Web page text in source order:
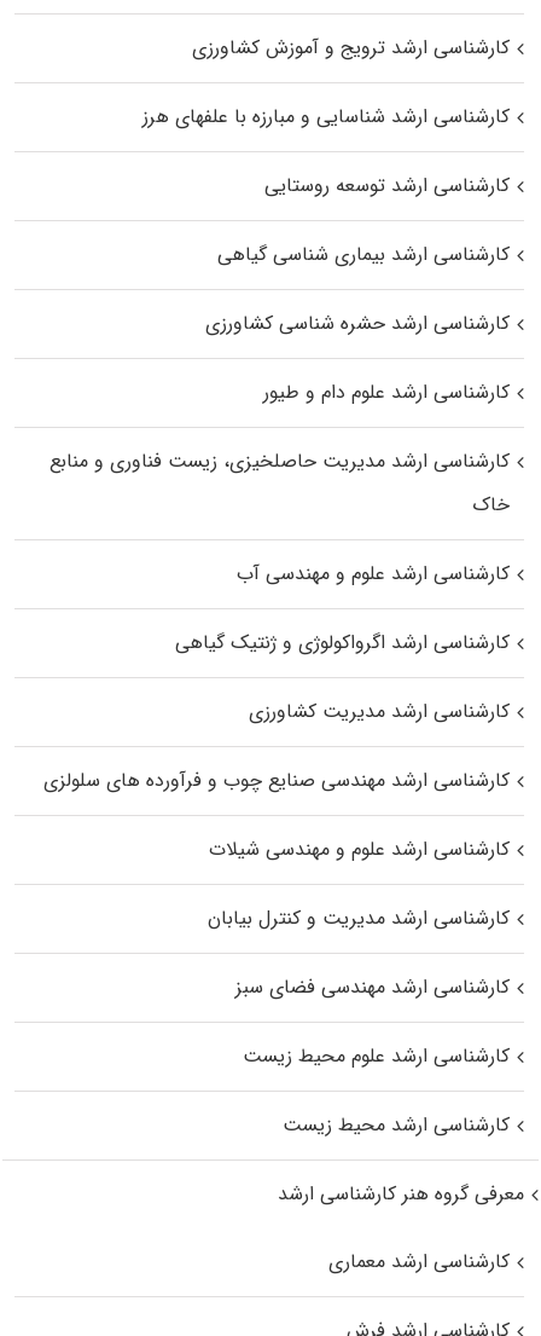
کارشناسی ارشد ترویج و آموزش کشاورزی
کارشناسی ارشد شناسایی و مبارزه با علفهای هرز
کارشناسی ارشد توسعه روستایی
کارشناسی ارشد بیماری‌ شناسی گیاهی
کارشناسی ارشد حشره‌ شناسی کشاورزی
کارشناسی ارشد علوم دام و طیور
کارشناسی ارشد مدیریت حاصلخیزی، زیست فناوری و منابع
خاک
کارشناسی ارشد علوم و مهندسی آب
کارشناسی ارشد اگرواکولوژی و ژنتیک گیاهی
کارشناسی ارشد مدیریت کشاورزی
کارشناسی ارشد مهندسی صنایع چوب و فرآورده‌ های سلولزی
کارشناسی ارشد علوم و مهندسی شیلات
کارشناسی ارشد مدیریت و کنترل بیابان
کارشناسی ارشد مهندسی فضای سبز
کارشناسی ارشد علوم محیط‌ زیست
کارشناسی ارشد محیط زیست
معرفی گروه هنر کارشناسی ارشد
کارشناسی ارشد معماری